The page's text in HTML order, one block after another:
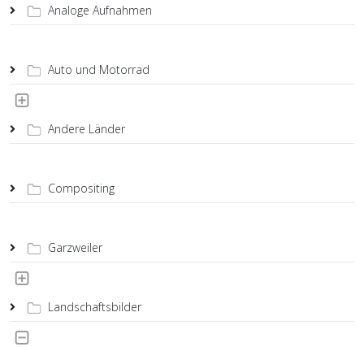
Analoge Aufnahmen
Auto und Motorrad
Andere Länder
Compositing
Garzweiler
Landschaftsbilder